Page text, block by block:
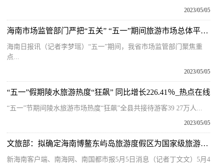
2023/05/05
海南市场监管部门严把“五关” “五一”期间旅游市场总体平稳有序_每日热讯
海南日报讯（记者李梦瑶）“五一”期间，我省市场监管部门聚焦重
点...
2023/05/05
“五一”假期陵水旅游热度“狂飙” 同比增长226.41％_热点在线
“五一”节期间陵水旅游市场热度“狂飙”全县共接待游客39 27万人...
2023/05/05
文旅部：拟确定海南博鳌东屿岛旅游度假区为国家级旅游度假区-环球观点
新海南客户端、南海网、南国都市报5月5日消息（记者丁文文）5月4